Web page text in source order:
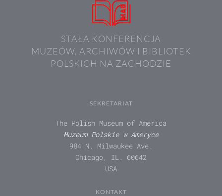
STAŁA KONFERENCJA
MUZEÓW, ARCHIWÓW I BIBLIOTEK
POLSKICH NA ZACHODZIE
SEKRETARIAT
The Polish Museum of America
Muzeum Polskie w Ameryce
984 N. Milwaukee Ave.
Chicago, IL. 60642
USA
KONTAKT